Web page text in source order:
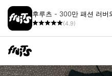
후루츠 - 300만 패션 러버
(4.9)